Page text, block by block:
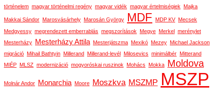
történelem magyar történelmi regény magyar vidék magyar értelmiségiek Majka
Makkai Sándor Marosvásárhely Marosán György MDF MDP KV Mecsek
Medgyessy megrendezett emberrablás megszorítások Megye Merkel merénylet
Mesterházy
Mesterházy Attila Mesterjátszma Mexikó Mezey Michael Jackson
migráció Mihail Bathtyin Millerand Millerand-levél Milosevics minimálbér Mitterand
MIÉP MLSZ modernizáció mogyoróskai ruszinok Mohács Mokka Moldova
Molnár Andor Monarchia Moore Moszkva MSZMP MSZP